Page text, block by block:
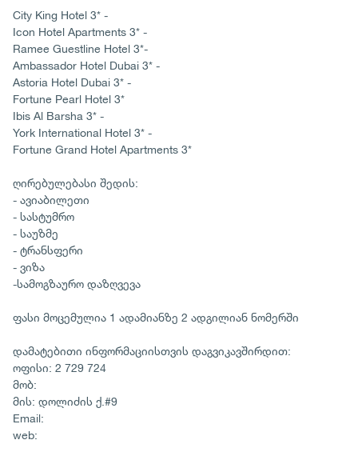
City King Hotel 3* -
Icon Hotel Apartments 3* -
Ramee Guestline Hotel 3*-
Ambassador Hotel Dubai 3* -
Astoria Hotel Dubai 3* -
Fortune Pearl Hotel 3*
Ibis Al Barsha 3* -
York International Hotel 3* -
Fortune Grand Hotel Apartments 3*
ღირებულებასი შედის:
- ავიაბილეთი
- სასტუმრო
- საუზმე
- ტრანსფერი
- ვიზა
-სამოგზაურო დაზღვევა
ფასი მოცემულია 1 ადამიანზე 2 ადგილიან ნომერში
დამატებითი ინფორმაციისთვის დაგვიკავშირდით:
ოფისი: 2 729 724
მობ:
მის: დოლიძის ქ.#9
Email:
web: